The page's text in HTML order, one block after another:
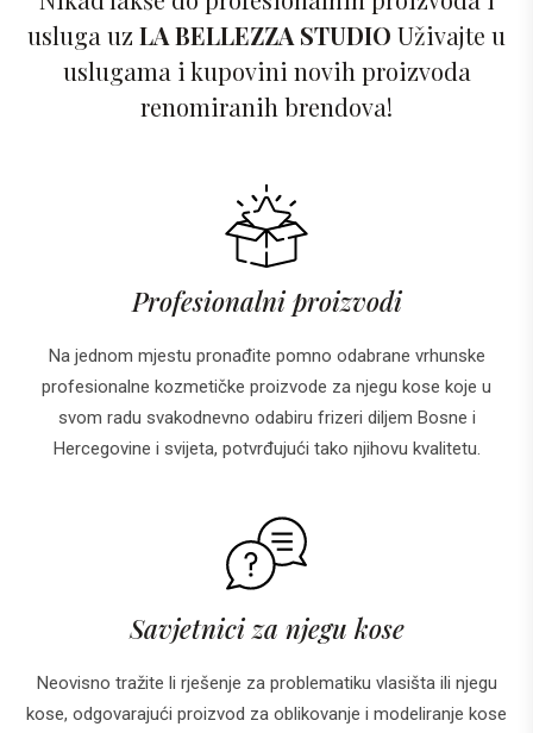
usluga uz LA BELLEZZA STUDIO Uživajte u
uslugama i kupovini novih proizvoda
renomiranih brendova!
Profesionalni proizvodi
Na jednom mjestu pronađite pomno odabrane vrhunske
profesionalne kozmetičke proizvode za njegu kose koje u
svom radu svakodnevno odabiru frizeri diljem Bosne i
Hercegovine i svijeta, potvrđujući tako njihovu kvalitetu.
Savjetnici za njegu kose
Neovisno tražite li rješenje za problematiku vlasišta ili njegu
kose, odgovarajući proizvod za oblikovanje i modeliranje kose